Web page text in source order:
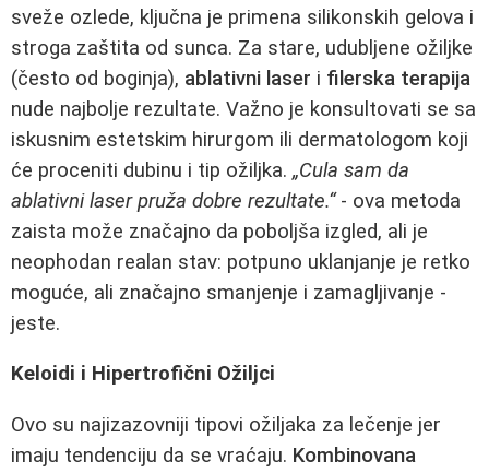
sveže ozlede, ključna je primena silikonskih gelova i
stroga zaštita od sunca. Za stare, udubljene ožiljke
(često od boginja), ablativni laser i filerska terapija
nude najbolje rezultate. Važno je konsultovati se sa
iskusnim estetskim hirurgom ili dermatologom koji
će proceniti dubinu i tip ožiljka. „Cula sam da
ablativni laser pruža dobre rezultate.“- ova metoda
zaista može značajno da poboljša izgled, ali je
neophodan realan stav: potpuno uklanjanje je retko
moguće, ali značajno smanjenje i zamagljivanje -
jeste.
Keloidi i Hipertrofični Ožiljci
Ovo su najizazovniji tipovi ožiljaka za lečenje jer
imaju tendenciju da se vraćaju. Kombinovana